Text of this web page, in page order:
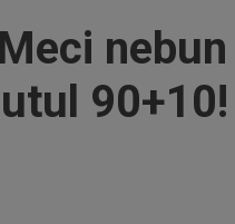
90+10!